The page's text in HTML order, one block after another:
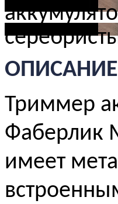
Триммер
Фаберлик
имеет